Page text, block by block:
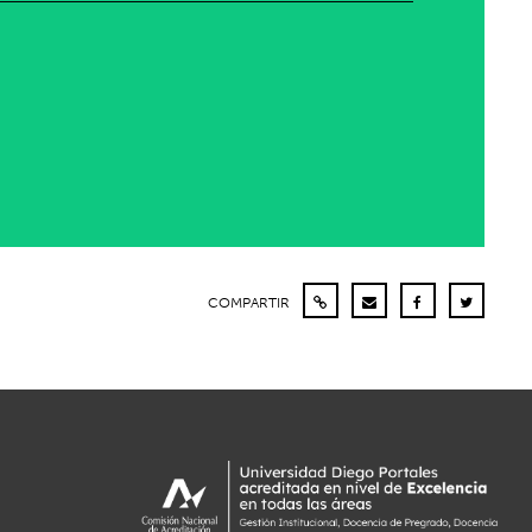
COMPARTIR